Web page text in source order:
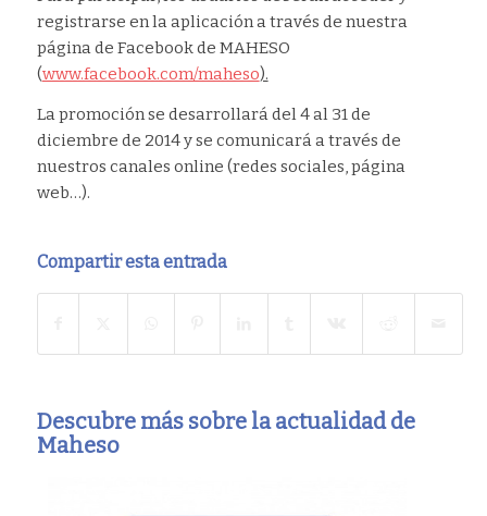
registrarse en la aplicación a través de nuestra
página de Facebook de MAHESO
(www.facebook.com/maheso).
La promoción se desarrollará del 4 al 31 de
diciembre de 2014 y se comunicará a través de
nuestros canales online (redes sociales, página
web…).
Compartir esta entrada
Descubre más sobre la actualidad de
Maheso